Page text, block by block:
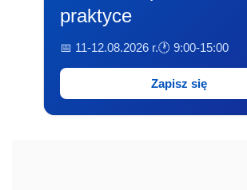
praktyce
📅 11-12.08.2026 r.🕐 9:00-15:00
Zapisz się